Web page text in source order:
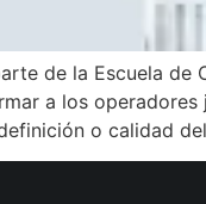
de la Escuela de
a los
o calidad